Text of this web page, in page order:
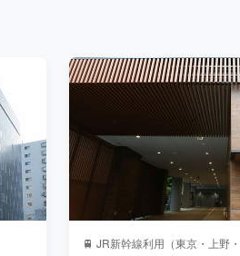
🚆 JR新幹線利用（東京・上野